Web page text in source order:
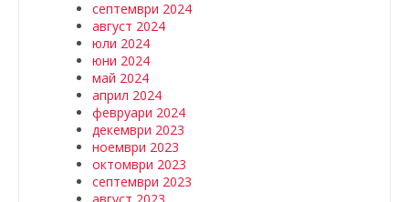
септември 2024
август 2024
юли 2024
юни 2024
май 2024
април 2024
февруари 2024
декември 2023
ноември 2023
октомври 2023
септември 2023